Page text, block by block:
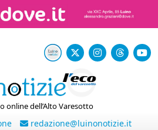
online dell’Alto Varesotto
redazione@luinonotizie.it